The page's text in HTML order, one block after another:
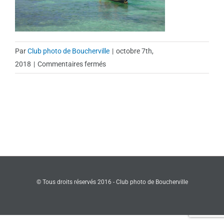
ParClub photo de Boucherville | octobre 7th,
2018 | Commentaires ferméssur
© Tous droits réservés 2016 - Club photo de Boucherville